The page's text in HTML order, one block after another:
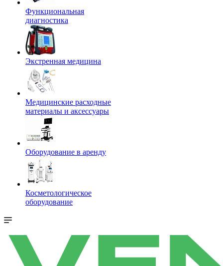
Функциональная
диагностика
Экстренная медицина
Медицинские расходные
материалы и аксессуары
Оборудование в аренду
Косметологическое
оборудование